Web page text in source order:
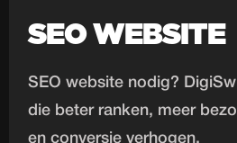
SEO WEBSITE
SEO website nodig?
die beter ranken, meer
en conversie verhogen.